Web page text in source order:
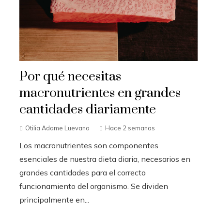
Por qué necesitas
macronutrientes en grandes
cantidades diariamente
Otilia Adame Luevano Hace 2 semanas
Los macronutrientes son componentes
esenciales de nuestra dieta diaria, necesarios en
grandes cantidades para el correcto
funcionamiento del organismo. Se dividen
principalmente en...